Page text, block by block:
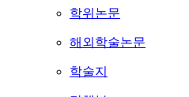
학위논문
해외학술논문
학술지